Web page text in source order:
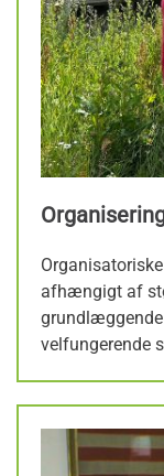
afhængigt af
velfungerende